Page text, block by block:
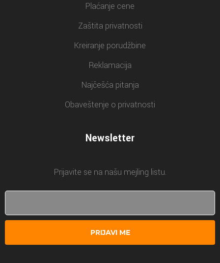
Plaćanje cene
Zaštita privatnosti
Kreiranje porudžbine
Reklamacija
Najčešća pitanja
Obaveštenje o privatnosti
Newsletter
Prijavite se na našu mejling listu.
PRIJAVI ME